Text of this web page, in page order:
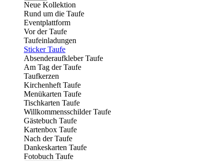
Neue Kollektion
Rund um die Taufe
Eventplattform
Vor der Taufe
Taufeinladungen
Sticker Taufe
Absenderaufkleber Taufe
Am Tag der Taufe
Taufkerzen
Kirchenheft Taufe
Menükarten Taufe
Tischkarten Taufe
Willkommensschilder Taufe
Gästebuch Taufe
Kartenbox Taufe
Nach der Taufe
Dankeskarten Taufe
Fotobuch Taufe